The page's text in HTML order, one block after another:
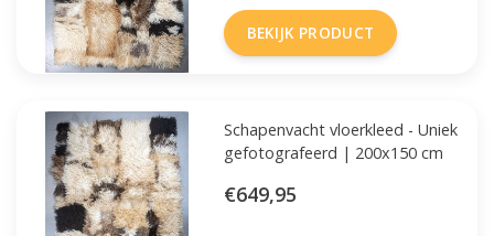
BEKIJK PRODUCT
Schapenvacht vloerkleed - Uniek
gefotografeerd | 200x150 cm
€649,95